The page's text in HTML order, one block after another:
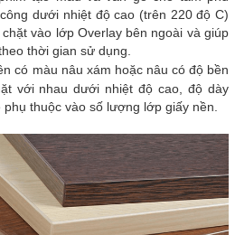
dưới nhiệt độ cao (trên 220 độ C)
vào lớp Overlay bên ngoài và giúp
thời gian sử dụng.
có màu nâu xám hoặc nâu có độ bền
với nhau dưới nhiệt độ cao, độ dày
thuộc vào số lượng lớp giấy nền.